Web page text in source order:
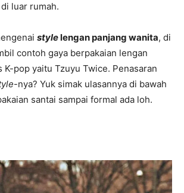
luar rumah.
stylelengan panjang wanita, di
contoh gaya berpakaian lengan
K-pop yaitu Tzuyu Twice. Penasaran
-nya? Yuk simak ulasannya di bawah
santai sampai formal ada loh.